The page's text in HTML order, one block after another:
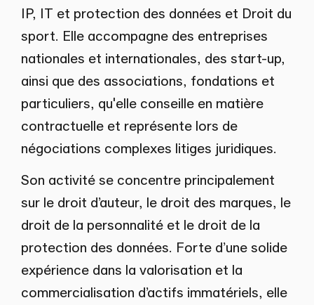
IP, IT et protection des données et Droit du
sport. Elle accompagne des entreprises
nationales et internationales, des start-up,
ainsi que des associations, fondations et
particuliers, qu'elle conseille en matière
contractuelle et représente lors de
négociations complexes litiges juridiques.
Son activité se concentre principalement
sur le droit d’auteur, le droit des marques, le
droit de la personnalité et le droit de la
protection des données. Forte d’une solide
expérience dans la valorisation et la
commercialisation d’actifs immatériels, elle